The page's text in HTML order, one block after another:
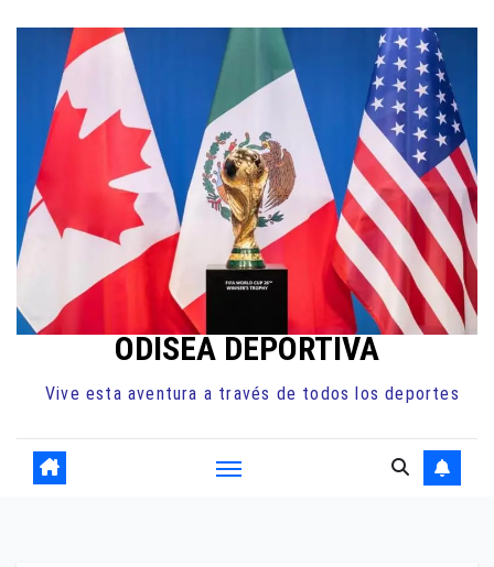
contenido
ODISEA DEPORTIVA
Vive esta aventura a través de todos los deportes